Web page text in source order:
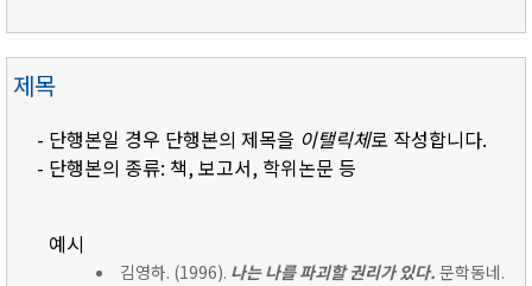
제목
- 단행본일 경우 단행본의 제목을 이탤릭체로 작성합니다.
- 단행본의 종류: 책, 보고서, 학위논문 등
예시
김영하. (1996). 나는 나를 파괴할 권리가 있다. 문학동네.